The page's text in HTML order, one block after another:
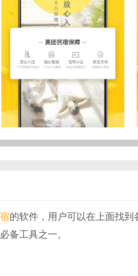
的软件，用户可以在上面找
备工具之一。